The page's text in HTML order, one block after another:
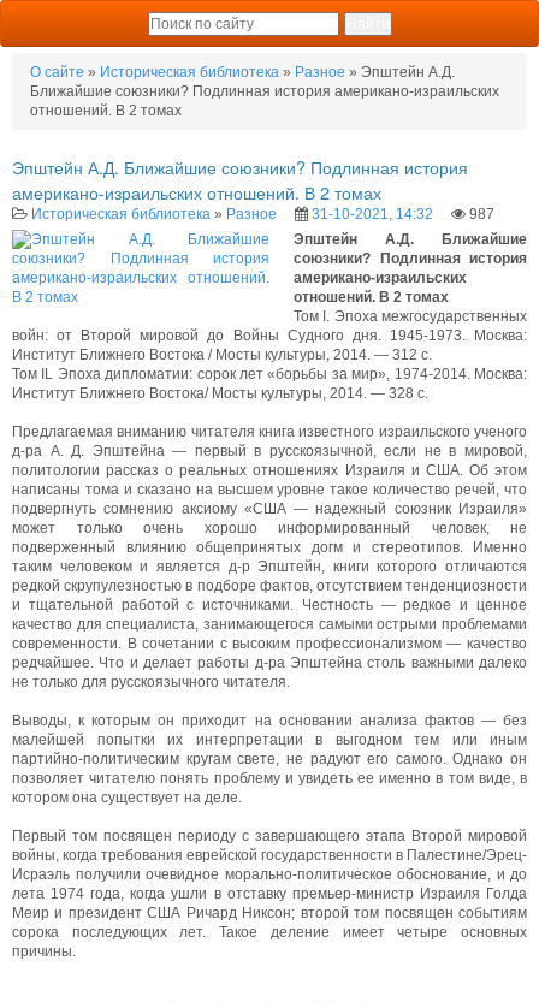
О сайте » Историческая библиотека » Разное » Эпштейн А.Д.
Ближайшие союзники? Подлинная история американо-израильских
отношений. В 2 томах
Эпштейн А.Д. Ближайшие союзники? Подлинная история
американо-израильских отношений. В 2 томах
Историческая библиотека » Разное 31-10-2021, 14:32
987
Эпштейн А.Д. Ближайшие
союзники? Подлинная история
американо-израильских
отношений. В 2 томах
Том I. Эпоха межгосударственных
войн: от Второй мировой до Войны Судного дня. 1945-1973. Москва:
Институт Ближнего Востока / Мосты культуры, 2014. — 312 с.
Том IL Эпоха дипломатии: сорок лет «борьбы за мир», 1974-2014. Москва:
Институт Ближнего Востока/ Мосты культуры, 2014. — 328 с.
Предлагаемая вниманию читателя книга известного израильского ученого
д-ра А. Д. Эпштейна — первый в русскоязычной, если не в мировой,
политологии рассказ о реальных отношениях Израиля и США. Об этом
написаны тома и сказано на высшем уровне такое количество речей, что
подвергнуть сомнению аксиому «США — надежный союзник Израиля»
может только очень хорошо информированный человек, не
подверженный влиянию общепринятых догм и стереотипов. Именно
таким человеком и является д-р Эпштейн, книги которого отличаются
редкой скрупулезностью в подборе фактов, отсутствием тенденциозности
и тщательной работой с источниками. Честность — редкое и ценное
качество для специалиста, занимающегося самыми острыми проблемами
современности. В сочетании с высоким профессионализмом — качество
редчайшее. Что и делает работы д-ра Эпштейна столь важными далеко
не только для русскоязычного читателя.
Выводы, к которым он приходит на основании анализа фактов — без
малейшей попытки их интерпретации в выгодном тем или иным
партийно-политическим кругам свете, не радуют его самого. Однако он
позволяет читателю понять проблему и увидеть ее именно в том виде, в
котором она существует на деле.
Первый том посвящен периоду с завершающего этапа Второй мировой
войны, когда требования еврейской государственности в Палестине/Эрец-
Исраэль получили очевидное морально-политическое обоснование, и до
лета 1974 года, когда ушли в отставку премьер-министр Израиля Голда
Меир и президент США Ричард Никсон; второй том посвящен событиям
сорока последующих лет. Такое деление имеет четыре основных
причины.